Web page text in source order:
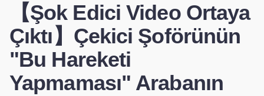
【Şok Edici Video Ortaya
Çıktı】Çekici Şoförünün
"Bu Hareketi
Yapmaması" Arabanın